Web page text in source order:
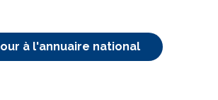
à l'annuaire national